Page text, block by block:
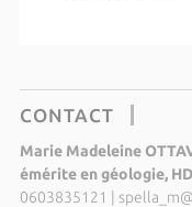
CONTACT
Marie Madeleine
émérite en géologie,
0603835121